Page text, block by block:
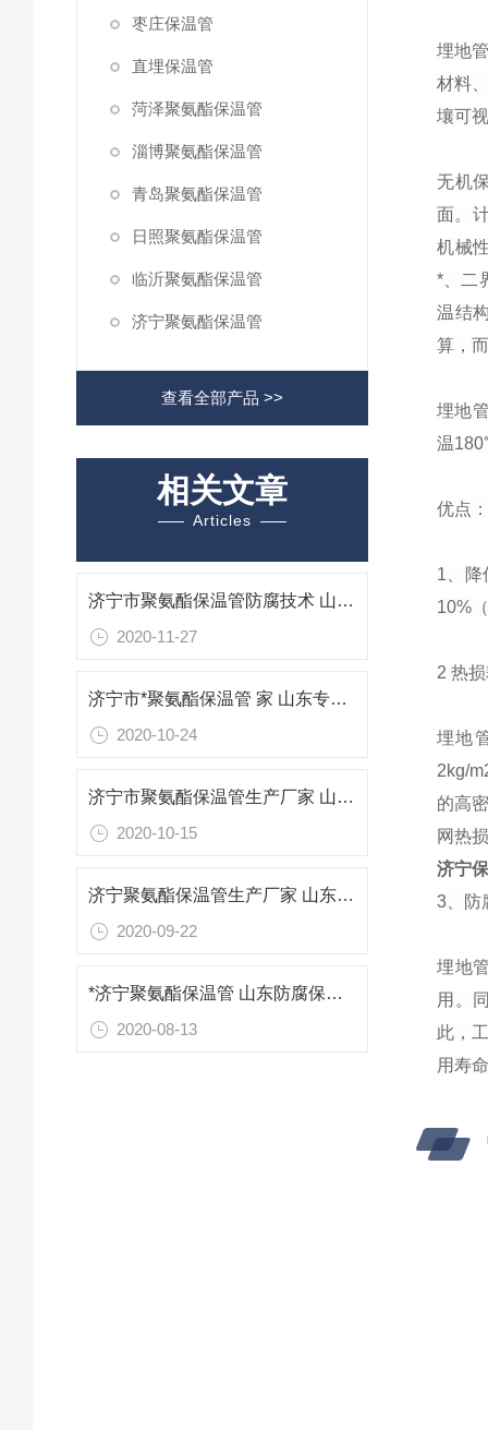
枣庄保温管
直埋保温管
菏泽聚氨酯保温管
淄博聚氨酯保温管
青岛聚氨酯保温管
日照聚氨酯保温管
临沂聚氨酯保温管
济宁聚氨酯保温管
查看全部产品 >>
相关文章
Articles
济宁市聚氨酯保温管防腐技术 山东专业防腐保温材料
2020-11-27
济宁市*聚氨酯保温管 家 山东专业防腐保温材料
2020-10-24
济宁市聚氨酯保温管生产厂家 山东专业防腐保温材料
2020-10-15
济宁聚氨酯保温管生产厂家 山东济宁聚氨酯保温管
2020-09-22
*济宁聚氨酯保温管 山东防腐保温材料
2020-08-13
埋地
材料
壤可
无机
面。
机械
*、二
温结
算，
埋地
温
优点
1、降
10%
2 热
埋地
2kg/
的高
网热
济宁
3、防
埋地
用。
此，
用寿